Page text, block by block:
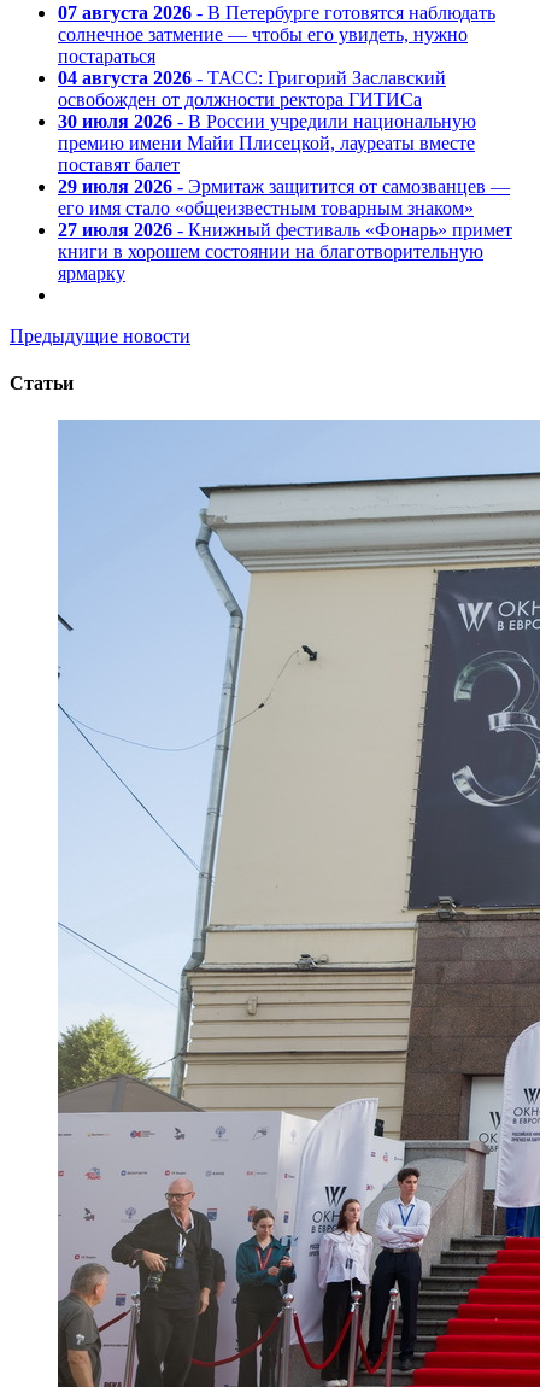
07 августа 2026 - В Петербурге готовятся наблюдать
солнечное затмение — чтобы его увидеть, нужно
постараться
04 августа 2026 - ТАСС: Григорий Заславский
освобожден от должности ректора ГИТИСа
30 июля 2026 - В России учредили национальную
премию имени Майи Плисецкой, лауреаты вместе
поставят балет
29 июля 2026 - Эрмитаж защитится от самозванцев —
его имя стало «общеизвестным товарным знаком»
27 июля 2026 - Книжный фестиваль «Фонарь» примет
книги в хорошем состоянии на благотворительную
ярмарку
Предыдущие новости
Статьи